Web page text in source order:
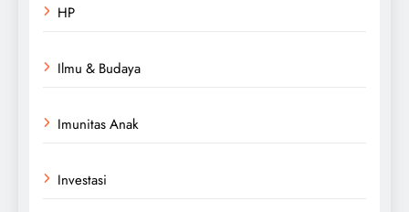
HP
Ilmu & Budaya
Imunitas Anak
Investasi